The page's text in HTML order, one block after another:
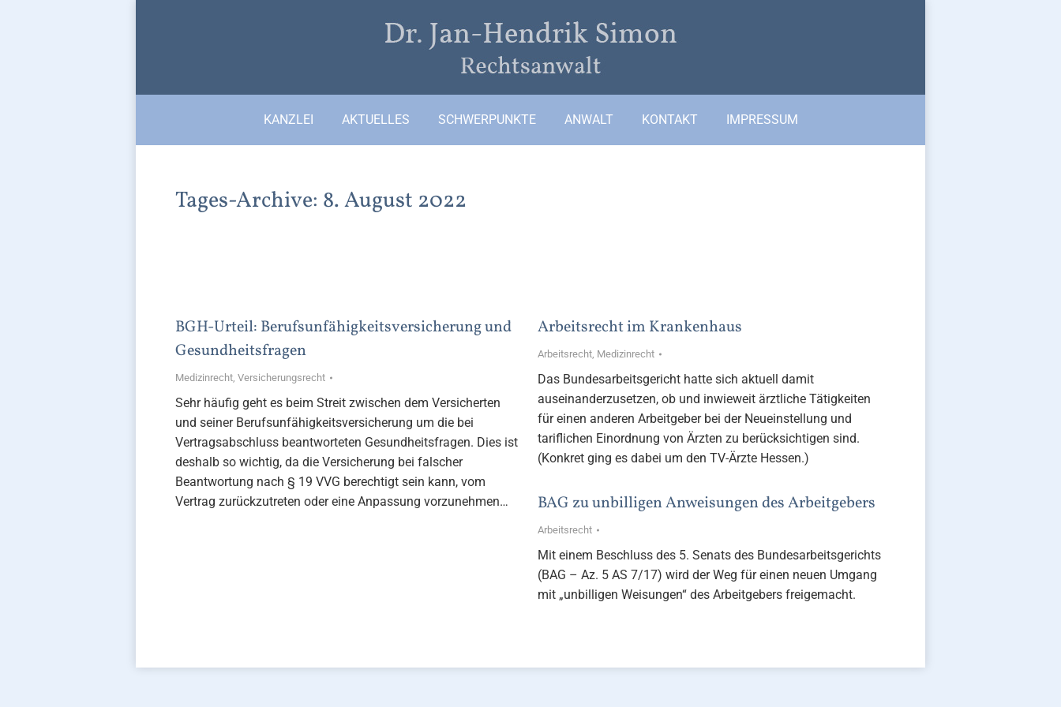
KANZLEI AKTUELLES SCHWERPUNKTE ANWALT KONTAKT IMPRESSUM
Tages-Archive: 8. August 2022
BGH-Urteil: Berufsunfähigkeitsversicherung und
Gesundheitsfragen
Medizinrecht, Versicherungsrecht
Sehr häufig geht es beim Streit zwischen dem Versicherten
und seiner Berufsunfähigkeitsversicherung um die bei
Vertragsabschluss beantworteten Gesundheitsfragen. Dies ist
deshalb so wichtig, da die Versicherung bei falscher
Beantwortung nach § 19 VVG berechtigt sein kann, vom
Vertrag zurückzutreten oder eine Anpassung vorzunehmen…
Arbeitsrecht im Krankenhaus
Arbeitsrecht, Medizinrecht
Das Bundesarbeitsgericht hatte sich aktuell damit
auseinanderzusetzen, ob und inwieweit ärztliche Tätigkeiten
für einen anderen Arbeitgeber bei der Neueinstellung und
tariflichen Einordnung von Ärzten zu berücksichtigen sind.
(Konkret ging es dabei um den TV-Ärzte Hessen.)
BAG zu unbilligen Anweisungen des Arbeitgebers
Arbeitsrecht
Mit einem Beschluss des 5. Senats des Bundesarbeitsgerichts
(BAG – Az. 5 AS 7/17) wird der Weg für einen neuen Umgang
mit „unbilligen Weisungen“ des Arbeitgebers freigemacht.